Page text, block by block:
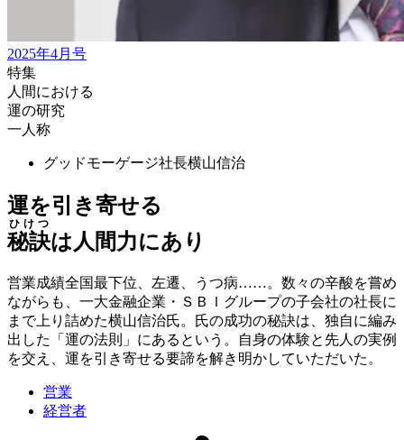
2025年4月号
特集
人間における
運の研究
一人称
グッドモーゲージ社長横山信治
運を引き寄せる
秘訣
ひけつ
は人間力にあり
営業成績全国最下位、左遷、うつ病……。数々の辛酸を嘗め
ながらも、一大金融企業・ＳＢＩグループの子会社の社長に
まで上り詰めた横山信治氏。氏の成功の秘訣は、独自に編み
出した「運の法則」にあるという。自身の体験と先人の実例
を交え、運を引き寄せる要諦を解き明かしていただいた。
営業
経営者